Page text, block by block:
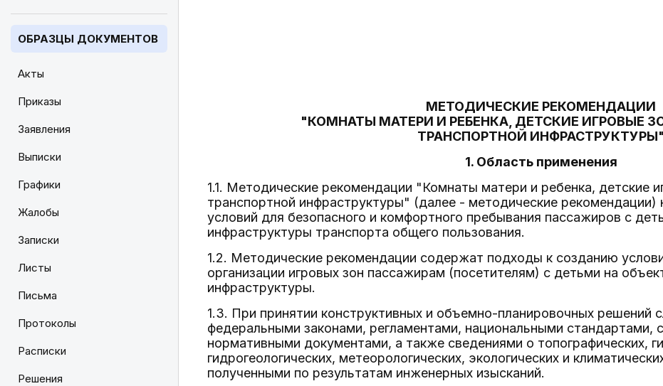
ОБРАЗЦЫ ДОКУМЕНТОВ
Акты
Приказы
Заявления
Выписки
Графики
Жалобы
Записки
Листы
Письма
Протоколы
Расписки
Решения
МЕТОДИЧЕСКИЕ РЕКОМЕНДАЦИИ
"КОМНАТЫ МАТЕРИ И РЕБЕНКА, ДЕТСКИЕ ИГРОВЫЕ
ТРАНСПОРТНОЙ ИНФРАСТРУКТУРЫ"
1. Область применения
1.1. Методические рекомендации "Комнаты матери и ребенка, детские
транспортной инфраструктуры" (далее - методические рекомендации)
условий для безопасного и комфортного пребывания пассажиров с
инфраструктуры транспорта общего пользования.
1.2. Методические рекомендации содержат подходы к созданию
организации игровых зон пассажирам (посетителям) с детьми на
инфраструктуры.
1.3. При принятии конструктивных и объемно-планировочных решений
федеральными законами, регламентами, национальными стандартами,
нормативными документами, а также сведениями о топографических,
гидрогеологических, метеорологических, экологических и
полученными по результатам инженерных изысканий.